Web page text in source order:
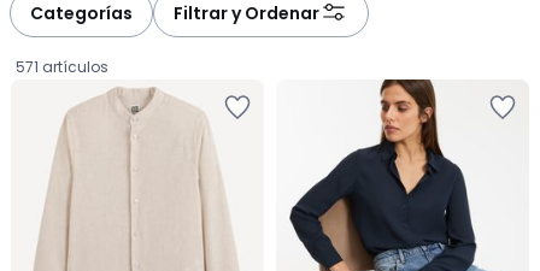
Categorías Filtrar y Ordenar
571 artículos